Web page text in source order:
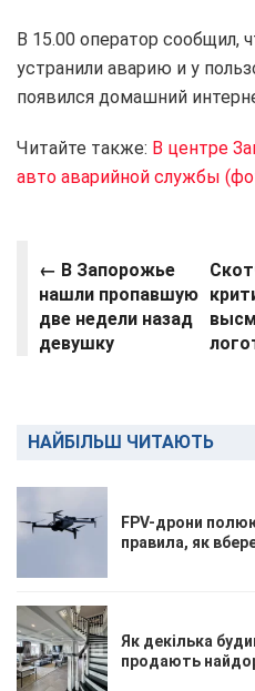
В 15.00 оператор сообщил,
устранили аварию и у
появился домашний
Читайте также: В центре
авто аварийной службы
← В Запорожье
нашли пропавшую
две недели назад
девушку
НАЙБІЛЬШ ЧИТАЮТЬ
FPV-дрони
правила, як
Як декілька
продають